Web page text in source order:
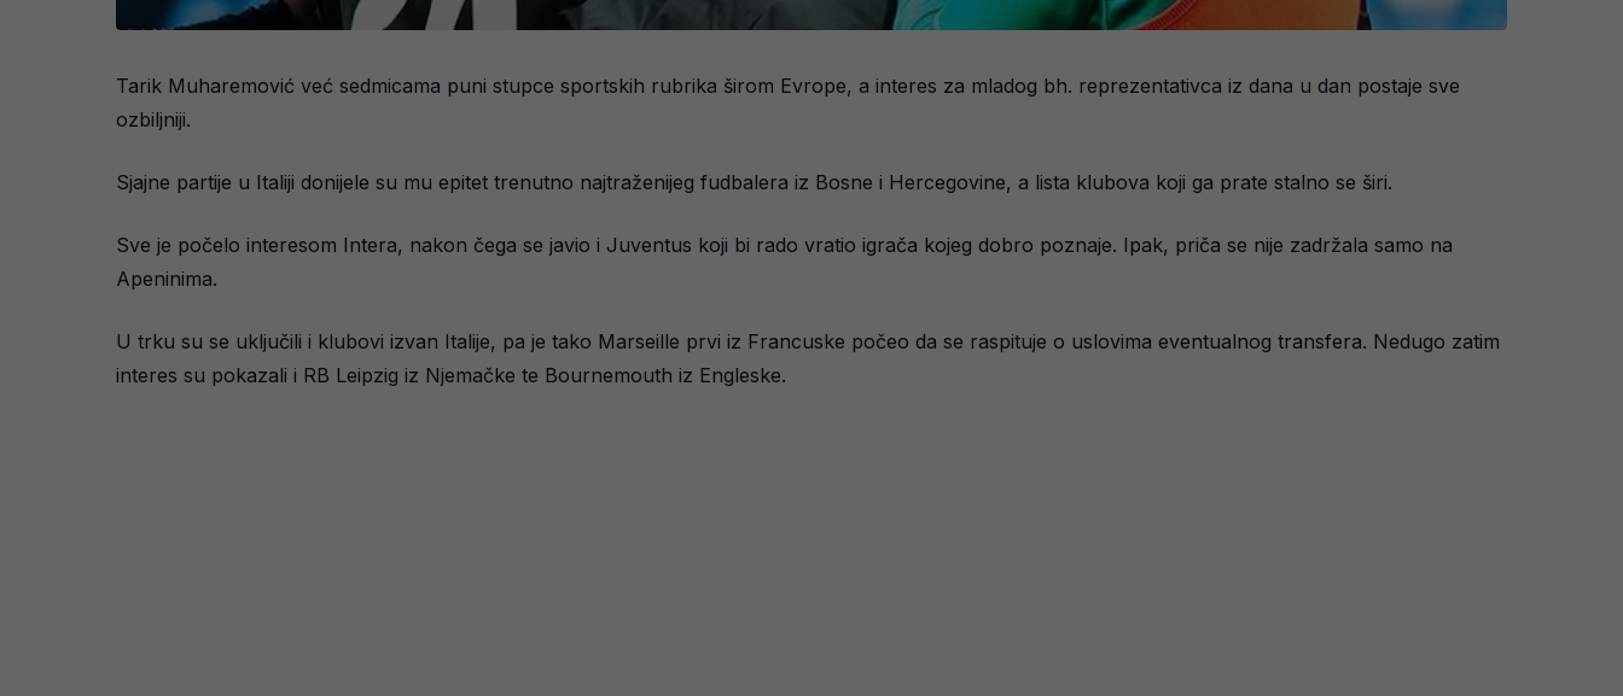
Tarik Muharemović već sedmicama puni stupce sportskih rubrika širom Evrope, a interes za mladog bh. reprezentativca iz dana u dan postaje sve
ozbiljniji.
Sjajne partije u Italiji donijele su mu epitet trenutno najtraženijeg fudbalera iz Bosne i Hercegovine, a lista klubova koji ga prate stalno se širi.
Sve je počelo interesom Intera, nakon čega se javio i Juventus koji bi rado vratio igrača kojeg dobro poznaje. Ipak, priča se nije zadržala samo na
Apeninima.
U trku su se uključili i klubovi izvan Italije, pa je tako Marseille prvi iz Francuske počeo da se raspituje o uslovima eventualnog transfera. Nedugo zatim
interes su pokazali i RB Leipzig iz Njemačke te Bournemouth iz Engleske.